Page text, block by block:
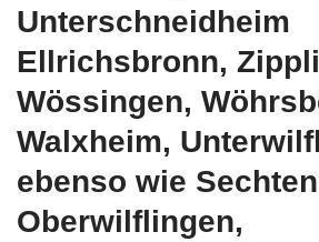
Unterschneidheim
Ellrichsbronn,
Wössingen,
Walxheim,
ebenso wie
Oberwilflingen,